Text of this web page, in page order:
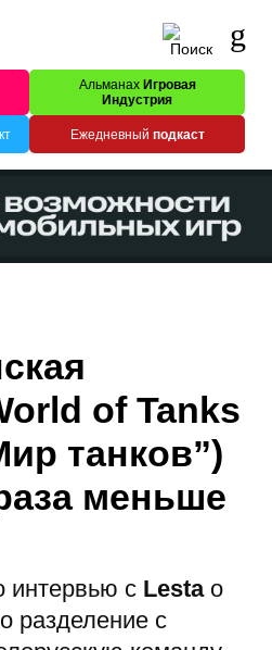
Альманах Игровая
Индустрия
Ежедневный подкаст
of Tanks
танков”)
меньше
с Lestaо
разделение с